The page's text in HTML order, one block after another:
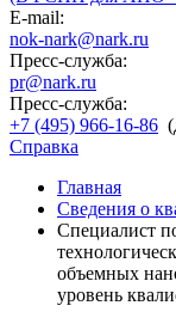
E-mail:
nok-nark@nark.ru
Пресс-служба:
pr@nark.ru
Пресс-служба:
+7 (495) 966-16-86
Справка
Главная
Сведения о
Специалист
объемных
уровень